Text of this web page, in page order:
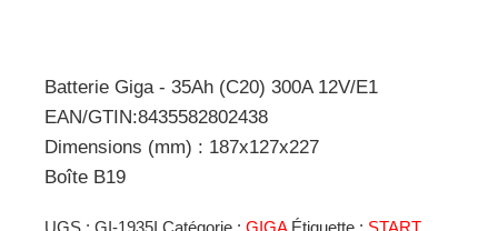
Batterie Giga - 35Ah (C20) 300A 12V/E1
EAN/GTIN:8435582802438
Dimensions (mm) : 187x127x227
Boîte B19
UGS : GI-1935I Catégorie : GIGA Étiquette : START